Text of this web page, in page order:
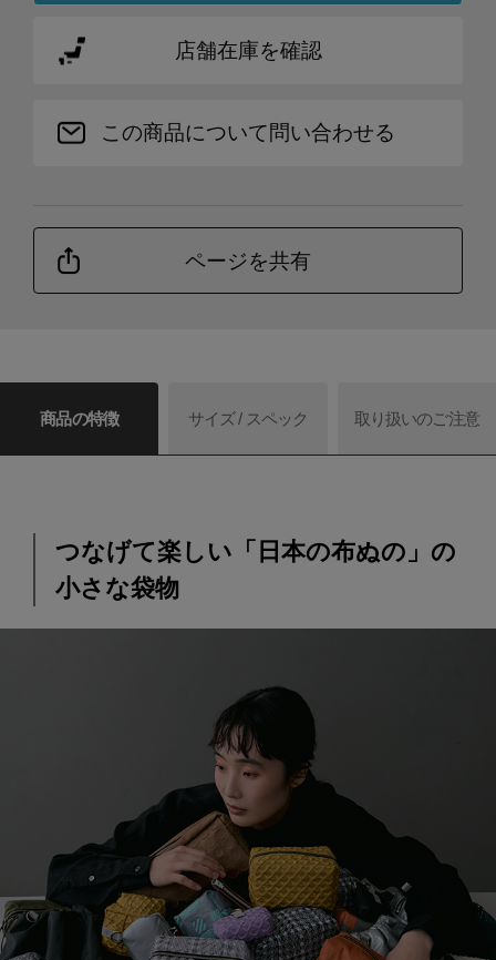
店舗在庫を確認
この商品について問い合わせる
ページを共有
商品の特徴 サイズ / スペック 取り扱いのご注意
つなげて楽しい「日本の布ぬの」の
小さな袋物